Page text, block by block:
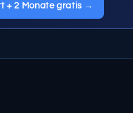
+ 2 Monate gratis →